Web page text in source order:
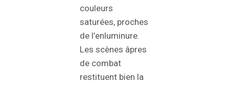
couleurs
saturées, proches
de l’enluminure.
Les scènes âpres
de combat
restituent bien la